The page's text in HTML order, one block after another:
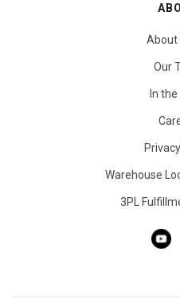
About
Our
In
Warehouse
3PL